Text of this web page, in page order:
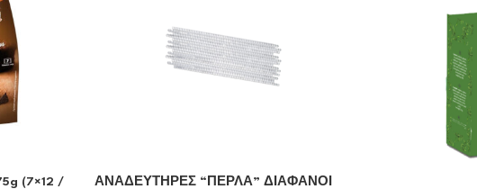
(7×12 /
ΑΝΑΔΕΥΤΗΡΕΣ “ΠΕΡΛΑ” ΔΙΑΦΑΝΟΙ